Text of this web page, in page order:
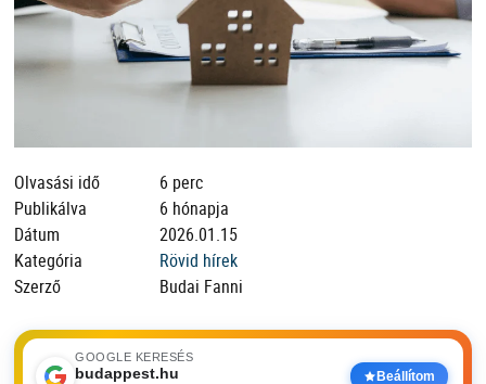
Olvasási idő
6 perc
Publikálva
6 hónapja
Dátum
2026.01.15
Kategória
Rövid hírek
Szerző
Budai Fanni
GOOGLE KERESÉS
budappest.hu Beállítom